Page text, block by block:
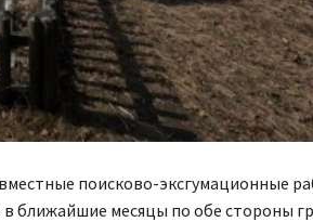
поисково-эксгумационные
ближайшие месяцы по обе стороны